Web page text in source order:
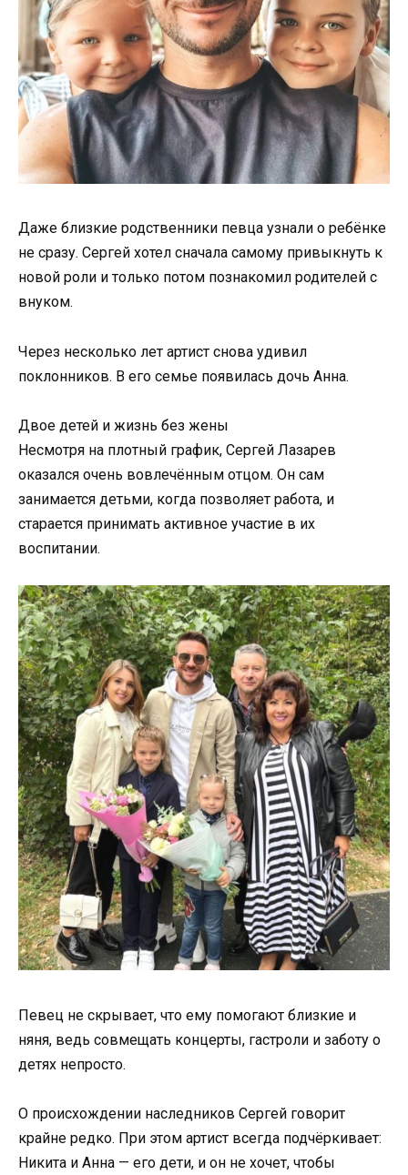
Даже близкие родственники певца узнали о ребёнке
не сразу. Сергей хотел сначала самому привыкнуть к
новой роли и только потом познакомил родителей с
внуком.
Через несколько лет артист снова удивил
поклонников. В его семье появилась дочь Анна.
Двое детей и жизнь без жены
Несмотря на плотный график, Сергей Лазарев
оказался очень вовлечённым отцом. Он сам
занимается детьми, когда позволяет работа, и
старается принимать активное участие в их
воспитании.
Певец не скрывает, что ему помогают близкие и
няня, ведь совмещать концерты, гастроли и заботу о
детях непросто.
О происхождении наследников Сергей говорит
крайне редко. При этом артист всегда подчёркивает:
Никита и Анна — его дети, и он не хочет, чтобы